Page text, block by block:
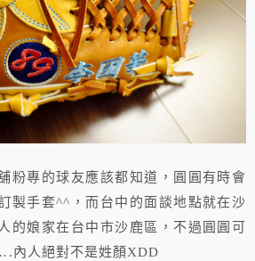
專的球友應該都知道，圓圓有時會
製手套^^，而台中的面談地點就在沙
的娘家在台中市沙鹿區，不過圓圓可
人絕對不是姓顏XDD